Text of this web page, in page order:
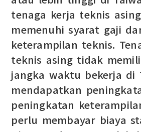
tenaga kerja teknis
memenuhi syarat gaji
keterampilan teknis.
teknis asing tidak
jangka waktu bekerja di
mendapatkan
peningkatan
perlu membayar biaya